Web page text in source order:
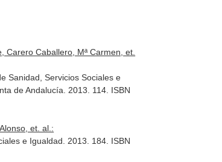
Caballero, Mª Carmen, et.
Sanidad, Servicios Sociales e
de Andalucía. 2013. 114. ISBN
et. al.:
e Igualdad. 2013. 184. ISBN